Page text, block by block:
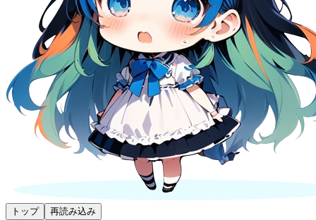
トップ 再読み込み